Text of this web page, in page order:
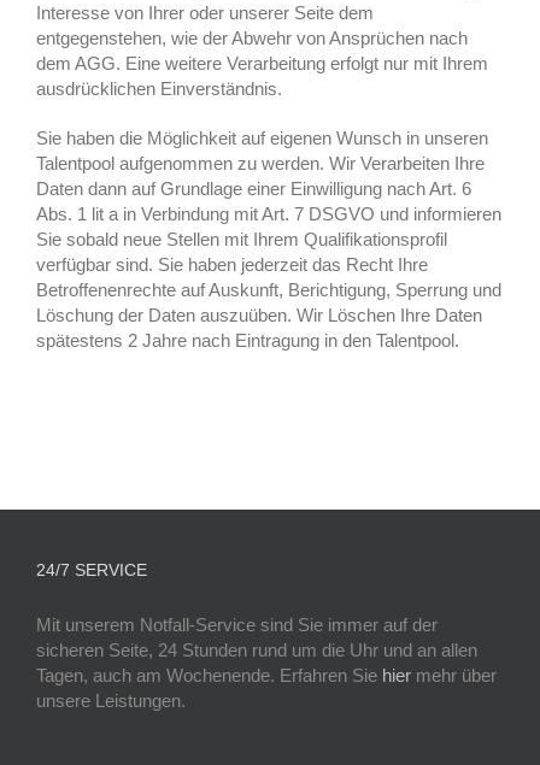
Interesse von Ihrer oder unserer Seite dem
entgegenstehen, wie der Abwehr von Ansprüchen nach
dem AGG. Eine weitere Verarbeitung erfolgt nur mit Ihrem
ausdrücklichen Einverständnis.
Sie haben die Möglichkeit auf eigenen Wunsch in unseren
Talentpool aufgenommen zu werden. Wir Verarbeiten Ihre
Daten dann auf Grundlage einer Einwilligung nach Art. 6
Abs. 1 lit a in Verbindung mit Art. 7 DSGVO und informieren
Sie sobald neue Stellen mit Ihrem Qualifikationsprofil
verfügbar sind. Sie haben jederzeit das Recht Ihre
Betroffenenrechte auf Auskunft, Berichtigung, Sperrung und
Löschung der Daten auszuüben. Wir Löschen Ihre Daten
spätestens 2 Jahre nach Eintragung in den Talentpool.
24/7 SERVICE
Mit unserem Notfall-Service sind Sie immer auf der
sicheren Seite, 24 Stunden rund um die Uhr und an allen
Tagen, auch am Wochenende. Erfahren Sie hier mehr über
unsere Leistungen.